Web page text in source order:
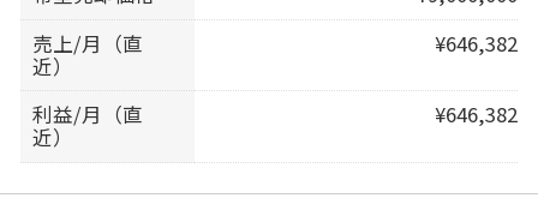
売上/月（直
近）
¥646,382
利益/月（直
近）
¥646,382